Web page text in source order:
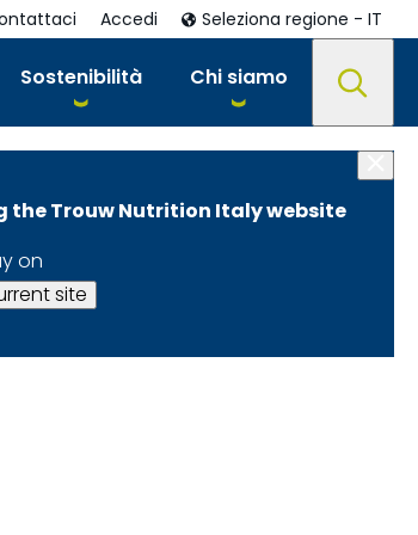
Sostenibilità Chi siamo
Accedi Seleziona regione - IT
the Trouw Nutrition Italy website
on
site